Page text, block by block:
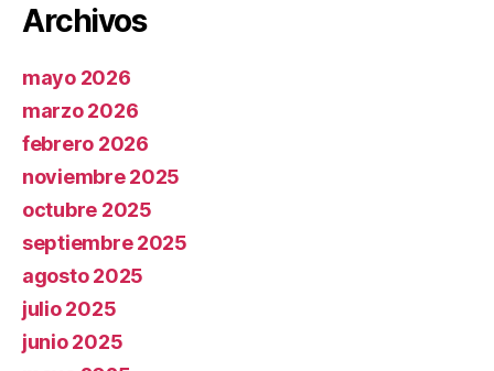
Archivos
mayo 2026
marzo 2026
febrero 2026
noviembre 2025
octubre 2025
septiembre 2025
agosto 2025
julio 2025
junio 2025